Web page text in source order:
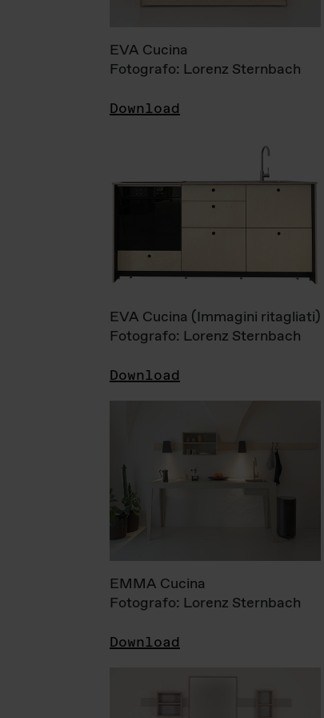
EVA Cucina
Fotografo: Lorenz Sternbach
Download
EVA Cucina (Immagini ritagliati)
Fotografo: Lorenz Sternbach
Download
EMMA Cucina
Fotografo: Lorenz Sternbach
Download